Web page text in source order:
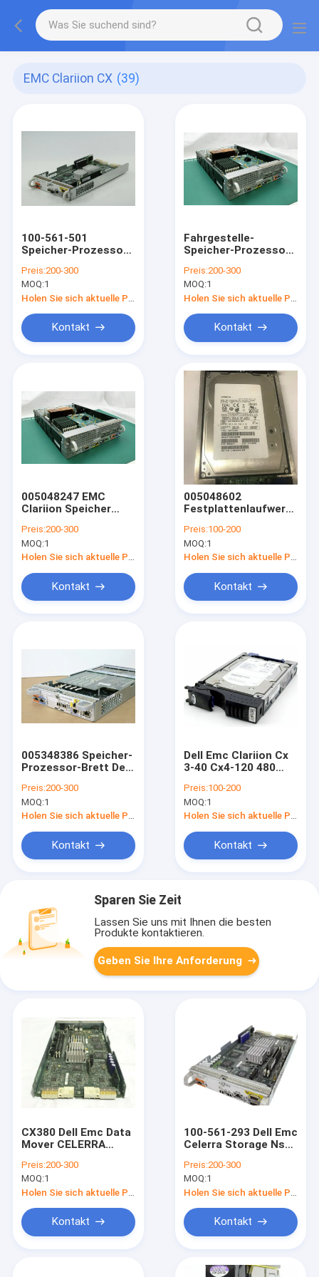
EMC Clariion CX (39)
100-561-501
Speicher-Prozessor-
Cx300 1GB
Preis:200-300
MOQ:1
Kontakt
Fahrgestelle-
Speicher-Prozessor
EMC Clariion CX
Preis:200-300
MOQ:1
Kontakt
005048247 EMC
Clariion Speicher
Preis:200-300
MOQ:1
Kontakt
005048602
Festplattenlaufwerk
CLARiiON Cx-2g15-
146 HDD 15k FC 2g
Preis:100-200
MOQ:1
Kontakt
005348386 Speicher-
Prozessor-Brett Dell
Emc Clariion Cx500
Preis:200-300
MOQ:1
Holen Sie sich aktuelle Preis
Kontakt
Dell Emc Clariion Cx
3-40 Cx4-120 480
005048952
118032661-02
Preis:100-200
MOQ:1
Holen Sie sich aktuelle Preis
Kontakt
Sparen Sie Zeit
Lassen Sie uns mit Ihnen die besten
Produkte kontaktieren.
Geben Sie Ihre Anforderung
CX380 Dell Emc Data
Mover CELERRA
100-560-538
Preis:200-300
MOQ:1
Kontakt
100-561-293 Dell Emc
Celerra Storage Ns
Preis:200-300
MOQ:1
Kontakt